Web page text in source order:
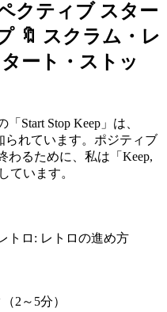
クティブ スター
🔖 スクラム・レ
ート・ストッ
Start Stop Keep」は、
られています。ポジティブ
わるために、私は「Keep,
ています。
トロ: レトロの進め方
2～5分）